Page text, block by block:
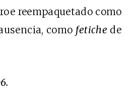
reempaquetado como
como fetiche de